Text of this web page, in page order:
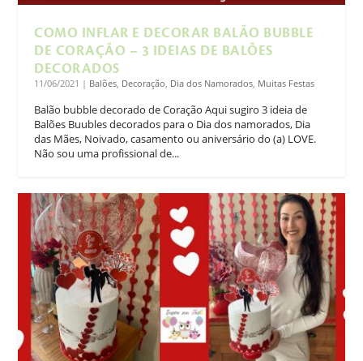
COMO INFLAR E DECORAR BALÃO BUBBLE
DE CORAÇÃO – 3 IDEIAS DE BALÕES
DECORADOS
11/06/2021 | Balões, Decoração, Dia dos Namorados, Muitas Festas
Balão bubble decorado de Coração Aqui sugiro 3 ideia de
Balões Buubles decorados para o Dia dos namorados, Dia
das Mães, Noivado, casamento ou aniversário do (a) LOVE.
Não sou uma profissional de...